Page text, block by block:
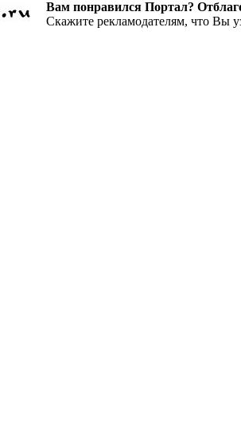
Вам понравился Портал?
Скажите рекламодателям, что Вы